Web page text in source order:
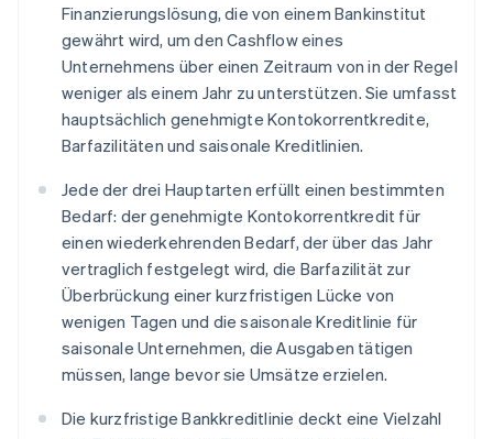
Finanzierungslösung, die von einem Bankinstitut
gewährt wird, um den Cashflow eines
Unternehmens über einen Zeitraum von in der Regel
weniger als einem Jahr zu unterstützen. Sie umfasst
hauptsächlich genehmigte Kontokorrentkredite,
Barfazilitäten und saisonale Kreditlinien.
Jede der drei Hauptarten erfüllt einen bestimmten
Bedarf: der genehmigte Kontokorrentkredit für
einen wiederkehrenden Bedarf, der über das Jahr
vertraglich festgelegt wird, die Barfazilität zur
Überbrückung einer kurzfristigen Lücke von
wenigen Tagen und die saisonale Kreditlinie für
saisonale Unternehmen, die Ausgaben tätigen
müssen, lange bevor sie Umsätze erzielen.
Die kurzfristige Bankkreditlinie deckt eine Vielzahl